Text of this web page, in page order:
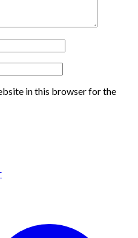
in this browser for the